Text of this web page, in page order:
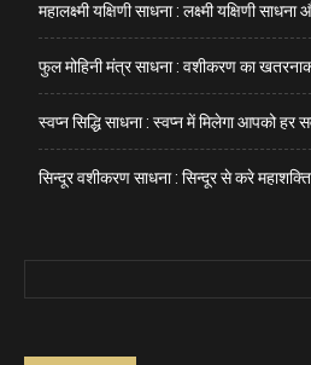
महालक्ष्मी यक्षिणी साधना : लक्ष्मी यक्षिणी साधना
फुल मोहिनी मंत्र साधना : वशीकरण का
स्वप्न सिद्धि साधना : स्वप्न में मिलेगा आपको हर
सिन्दूर वशीकरण साधना : सिन्दूर से करे